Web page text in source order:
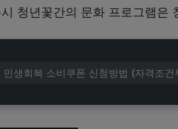
청년꽃간의 문화 프로그램은
민생회복 소비쿠폰 신청방법 (자격조건